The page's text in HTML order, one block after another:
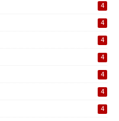
4
4
4
4
4
4
4